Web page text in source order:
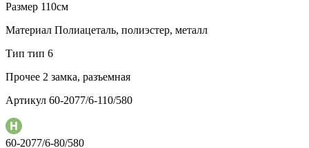
Размер 110см
Материал Полиацеталь, полиэстер, металл
Тип тип 6
Прочее 2 замка, разъемная
Артикул 60-2077/6-110/580
60-2077/6-80/580